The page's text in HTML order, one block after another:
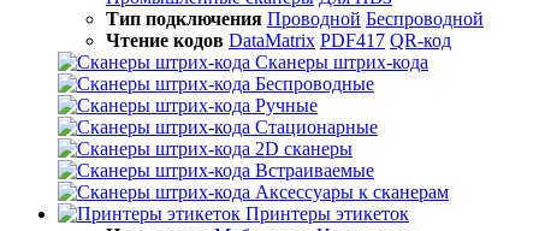
Тип подключения Проводной Беспроводной
Чтение кодов DataMatrix PDF417 QR-код
Сканеры штрих-кода
Беспроводные
Ручные
Стационарные
2D сканеры
Встраиваемые
Аксессуары к сканерам
Принтеры этикеток